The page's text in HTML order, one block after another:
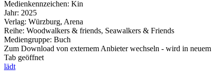
Medienkennzeichen: Kin
Jahr: 2025
Verlag: Würzburg, Arena
Reihe: Woodwalkers & friends, Seawalkers & Friends
Mediengruppe: Buch
Zum Download von externem Anbieter wechseln - wird in neuem
Tab geöffnet
lädt